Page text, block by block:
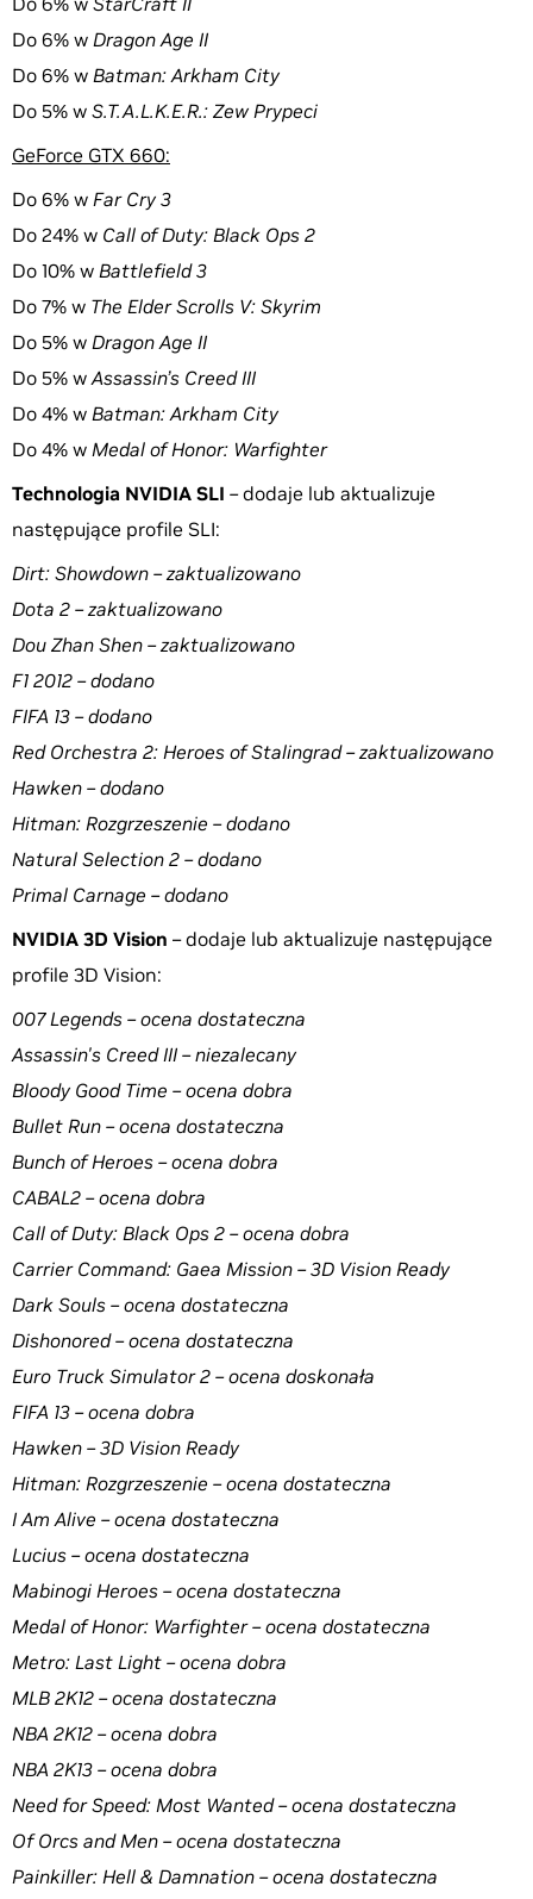
Do 6% w Dragon Age II
Do 6% w Batman: Arkham City
Do 5% w S.T.A.L.K.E.R.: Zew Prypeci
GeForce GTX 660:
Do 6% w Far Cry 3
Do 24% w Call of Duty: Black Ops 2
Do 10% w Battlefield 3
Do 7% w The Elder Scrolls V: Skyrim
Do 5% w Dragon Age II
Do 5% wAssassin’s Creed III
Do 4% w Batman: Arkham City
Do 4% w Medal of Honor: Warfighter
Technologia NVIDIA SLI –dodaje lub aktualizuje
następujące profile SLI:
Dirt: Showdown – zaktualizowano
Dota 2 – zaktualizowano
Dou Zhan Shen – zaktualizowano
F1 2012 – dodano
FIFA 13 – dodano
Red Orchestra 2: Heroes of Stalingrad – zaktualizowano
Hawken – dodano
Hitman: Rozgrzeszenie – dodano
Natural Selection 2 – dodano
Primal Carnage – dodano
NVIDIA 3D Vision – dodaje lub aktualizuje następujące
profile 3D Vision:
007 Legends – ocena dostateczna
Assassin's Creed III – niezalecany
Bloody Good Time – ocena dobra
Bullet Run – ocena dostateczna
Bunch of Heroes – ocena dobra
CABAL2 – ocena dobra
Call of Duty: Black Ops 2 – ocena dobra
Carrier Command: Gaea Mission – 3D Vision Ready
Dark Souls – ocena dostateczna
Dishonored – ocena dostateczna
Euro Truck Simulator 2 – ocena doskonała
FIFA 13 – ocena dobra
Hawken – 3D Vision Ready
Hitman: Rozgrzeszenie – ocena dostateczna
I Am Alive – ocena dostateczna
Lucius – ocena dostateczna
Mabinogi Heroes – ocena dostateczna
Medal of Honor: Warfighter – ocena dostateczna
Metro: Last Light – ocena dobra
MLB 2K12 – ocena dostateczna
NBA 2K12 – ocena dobra
NBA 2K13 – ocena dobra
Need for Speed: Most Wanted – ocena dostateczna
Of Orcs and Men – ocena dostateczna
Painkiller: Hell & Damnation – ocena dostateczna